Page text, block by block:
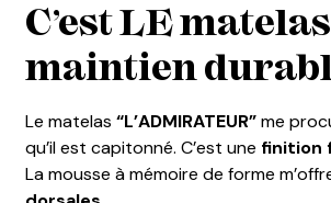
C’est LE
maintien
Le matelas “L’ADMIRATEUR”me
qu’il est capitonné. C’est une finition
La mousse à mémoire de forme